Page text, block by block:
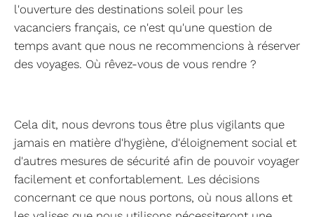
l'ouverture des destinations soleil pour les
vacanciers français, ce n'est qu'une question de
temps avant que nous ne recommencions à réserver
des voyages. Où rêvez-vous de vous rendre ?
Cela dit, nous devrons tous être plus vigilants que
jamais en matière d'hygiène, d'éloignement social et
d'autres mesures de sécurité afin de pouvoir voyager
facilement et confortablement. Les décisions
concernant ce que nous portons, où nous allons et